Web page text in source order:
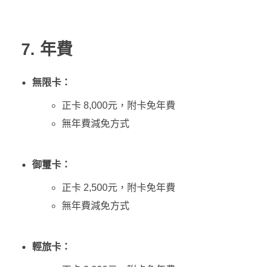
7. 年費
無限卡：
正卡 8,000元，附卡免年費
無年費減免方式
御璽卡：
正卡 2,500元，附卡免年費
無年費減免方式
輕旅卡：